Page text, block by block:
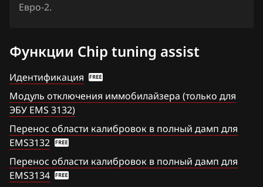
Daewoo
Derways
Dodge
Dongfeng
Exeed
Extreme moto
FAW
Siemens EMS 3150
Siemens EMS 3160
Siemens EMS 3161
Siemens SID 301
Siemens SID 305
Siemens SID 306
Siemens SID 310
Евро-2.
Функции Chip tuning assist
Идентификация
Модуль отключения иммобилайзера (только для
ЭБУ EMS 3132)
Перенос области калибровок в полный дамп для
EMS3132
Перенос области калибровок в полный дамп для
EMS3134